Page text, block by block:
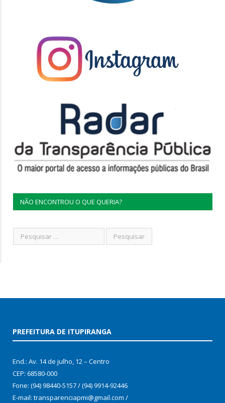
NÃO ENCONTROU O QUE QUERIA?
PREFEITURA DE ITUPIRANGA
End.: Av. 14 de julho, 12 – Centro
CEP: 68580-000
Fone: (94) 98440-5157 / (94) 9914-92446
E-mail: transparenciapmi@gmail.com /